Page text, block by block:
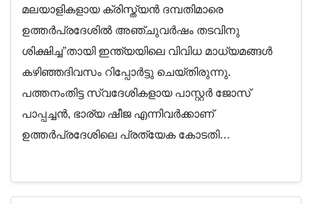
മലയാളികളായ ക്രിസ്ത്യന്‍ ദമ്പതിമാരെ
ഉത്തര്‍പ്രദേശില്‍ അഞ്ചുവര്‍ഷം തടവിനു
ശിക്ഷിച്ച”തായി ഇന്ത്യയിലെ വിവിധ മാധ്യമങ്ങള്‍
കഴിഞ്ഞദിവസം റിപ്പോര്‍ട്ടു ചെയ്തിരുന്നു.
പത്തനംതിട്ട സ്വദേശികളായ പാസ്റ്റര്‍ ജോസ്
പാപ്പച്ചന്‍, ഭാര്യ ഷീജ എന്നിവര്‍ക്കാണ്
ഉത്തര്‍പ്രദേശിലെ പ്രത്യേക കോടതി…